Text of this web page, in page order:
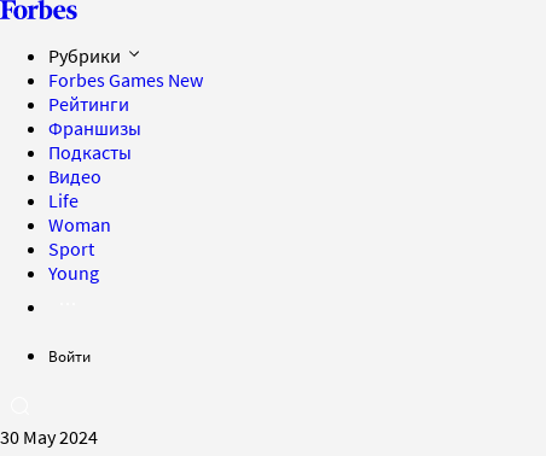
Рубрики
Forbes Games New
Рейтинги
Франшизы
Подкасты
Видео
Life
Woman
Sport
Young
Войти
30 May 2024